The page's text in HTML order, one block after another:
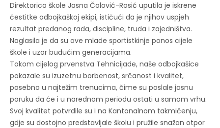
Direktorica škole Jasna Čolović-Rosić uputila je iskrene
čestitke odbojkaškoj ekipi, ističući da je njihov uspjeh
rezultat predanog rada, discipline, truda i zajedništva.
Naglasila je da su ove mlade sportistkinje ponos cijele
škole i uzor budućim generacijama.
Tokom cijelog prvenstva Tehnicijade, naše odbojkašice
pokazale su izuzetnu borbenost, srčanost i kvalitet,
posebno u najtežim trenucima, čime su poslale jasnu
poruku da će i u narednom periodu ostati u samom vrhu.
Svoj kvalitet potvrdile su i na Kantonalnom takmičenju,
gdje su dostojno predstavljale školu i pružile snažan otpor